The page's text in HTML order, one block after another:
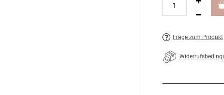
Frage zum Produkt